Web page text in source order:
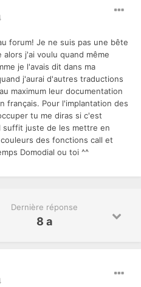
forum! Je ne suis pas une bête
j'ai voulu quand même
je l'avais dit dans ma
j'aurai d'autres traductions
maximum leur documentation
français. Pour l'implantation des
tu me diras si c'est
suffit juste de les mettre en
des fonctions call et
Domodial ou toi ^^
Dernière réponse
8 a